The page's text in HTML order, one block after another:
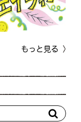
もっと見る